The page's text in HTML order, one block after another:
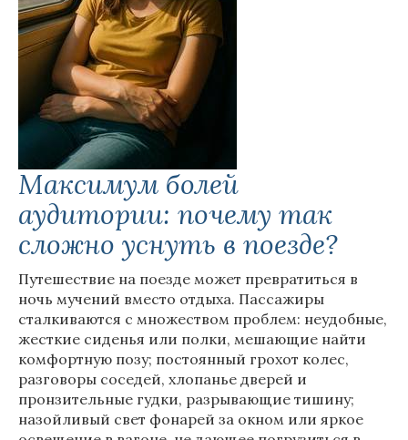
Максимум болей
аудитории: почему так
сложно уснуть в поезде?
Путешествие на поезде может превратиться в
ночь мучений вместо отдыха. Пассажиры
сталкиваются с множеством проблем: неудобные,
жесткие сиденья или полки, мешающие найти
комфортную позу; постоянный грохот колес,
разговоры соседей, хлопанье дверей и
пронзительные гудки, разрывающие тишину;
назойливый свет фонарей за окном или яркое